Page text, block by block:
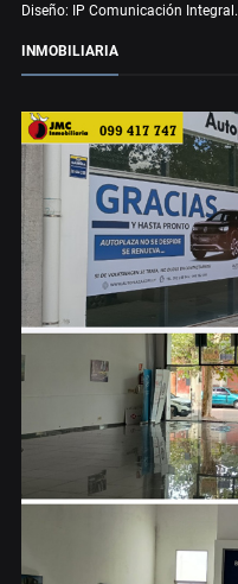
Diseño: IP Comunicación Integral.
INMOBILIARIA